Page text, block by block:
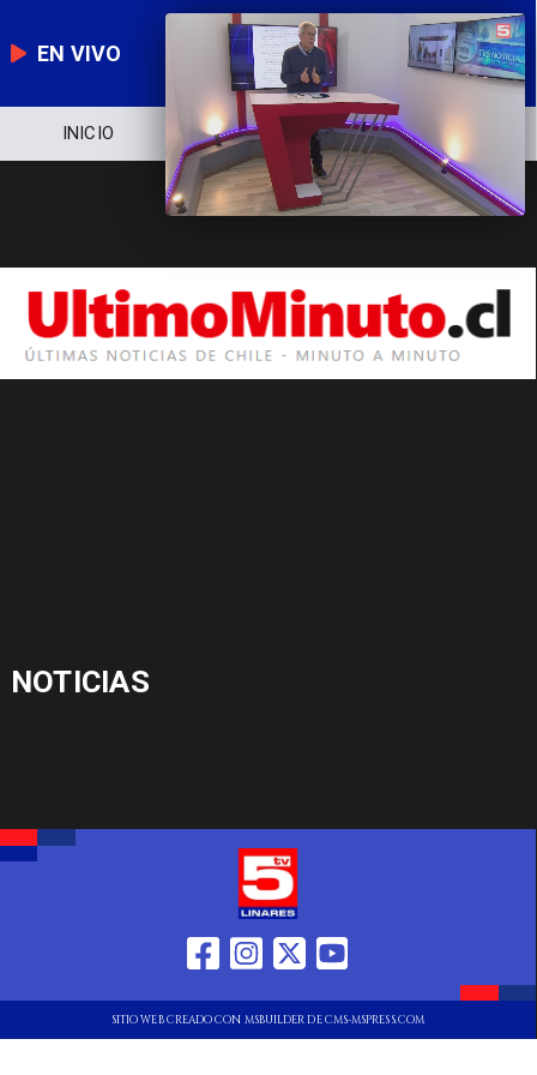
EN VIVO
INICIO NOTICIERO POLÍTICA
NOTICIAS
SITIO WEB CREADO CON MSBUILDER DE CMS-MSPRESS.COM